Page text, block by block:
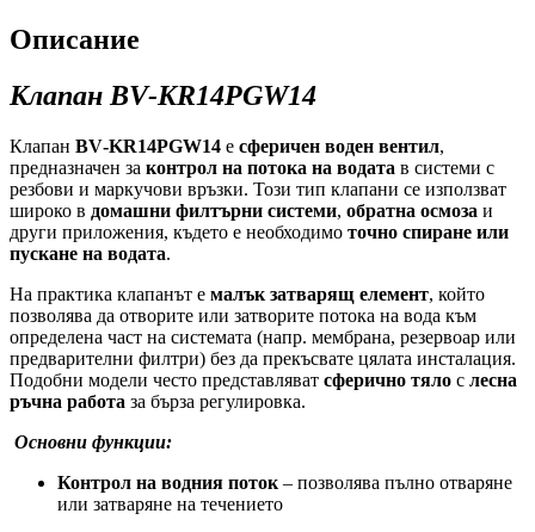
Описание
Клапан BV‑KR14PGW14
Клапан BV‑KR14PGW14 е сферичен воден вентил,
предназначен за контрол на потока на водата в системи с
резбови и маркучови връзки. Този тип клапани се използват
широко в домашни филтърни системи, обратна осмоза и
други приложения, където е необходимо точно спиране или
пускане на водата.
На практика клапанът е малък затварящ елемент, който
позволява да отворите или затворите потока на вода към
определена част на системата (напр. мембрана, резервоар или
предварителни филтри) без да прекъсвате цялата инсталация.
Подобни модели често представляват сферично тяло с лесна
ръчна работа за бърза регулировка.
Основни функции:
Контрол на водния поток – позволява пълно отваряне
или затваряне на течението